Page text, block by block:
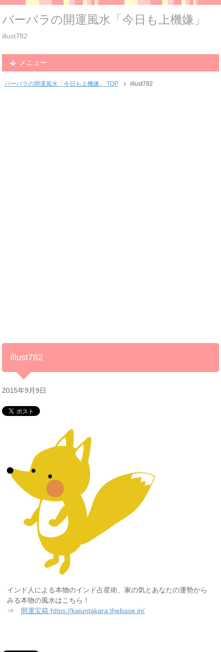
バーバラの開運風水「今日も上機嫌」
illust782
メニュー
バーバラの開運風水「今日も上機嫌」 TOP illust782
illust782
2015年9月9日
インド人による本物のインド占星術、家の気とあなたの運勢から
みる本物の風水はこちら！
⇒ 開運宝箱 https://kaiuntakara.thebase.in/